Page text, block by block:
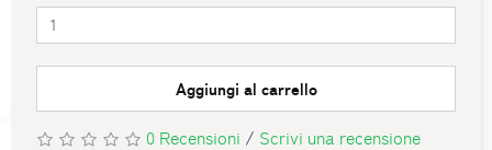
Aggiungi al carrello
0 Recensioni / Scrivi una recensione